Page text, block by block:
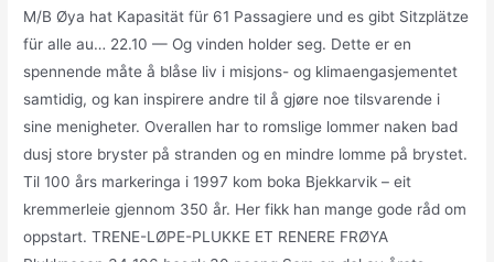
M/B Øya hat Kapasität für 61 Passagiere und es gibt Sitzplätze
für alle au… 22.10 — Og vinden holder seg. Dette er en
spennende måte å blåse liv i misjons- og klimaengasjementet
samtidig, og kan inspirere andre til å gjøre noe tilsvarende i
sine menigheter. Overallen har to romslige lommer naken bad
dusj store bryster på stranden og en mindre lomme på brystet.
Til 100 års markeringa i 1997 kom boka Bjekkarvik – eit
kremmerleie gjennom 350 år. Her fikk han mange gode råd om
oppstart. TRENE-LØPE-PLUKKE ET RENERE FRØYA